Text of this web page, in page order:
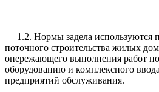
1.2. Нормы задела используются
поточного строительства жилых
опережающего выполнения работ
оборудованию и комплексного
предприятий обслуживания.